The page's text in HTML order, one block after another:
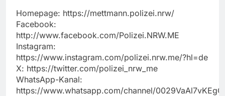
Homepage: https://mettmann.polizei.nrw/
Facebook:
http://www.facebook.com/Polizei.NRW.ME
Instagram:
https://www.instagram.com/polizei.nrw.me/?hl=de
X: https://twitter.com/polizei_nrw_me
WhatsApp-Kanal:
https://www.whatsapp.com/channel/